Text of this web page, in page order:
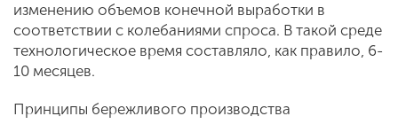
изменению объемов конечной выработки в
соответствии с колебаниями спроса. В такой среде
технологическое время составляло, как правило, 6-
10 месяцев.
Принципы бережливого производства